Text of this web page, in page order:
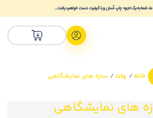
ما، شما به یک تجربه چاپ آسان و با کیفیت دست خواهید یافت...
خانه پلات سازه های نمایشگاهی
های نمایشگاهی